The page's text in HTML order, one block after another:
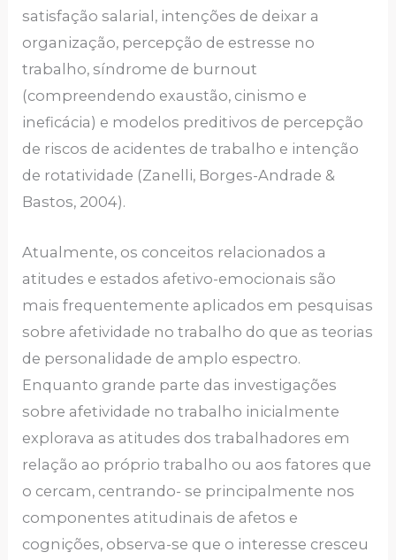
satisfação salarial, intenções de deixar a
organização, percepção de estresse no
trabalho, síndrome de burnout
(compreendendo exaustão, cinismo e
ineficácia) e modelos preditivos de percepção
de riscos de acidentes de trabalho e intenção
de rotatividade (Zanelli, Borges-Andrade &
Bastos, 2004).
Atualmente, os conceitos relacionados a
atitudes e estados afetivo-emocionais são
mais frequentemente aplicados em pesquisas
sobre afetividade no trabalho do que as teorias
de personalidade de amplo espectro.
Enquanto grande parte das investigações
sobre afetividade no trabalho inicialmente
explorava as atitudes dos trabalhadores em
relação ao próprio trabalho ou aos fatores que
o cercam, centrando- se principalmente nos
componentes atitudinais de afetos e
cognições, observa-se que o interesse cresceu